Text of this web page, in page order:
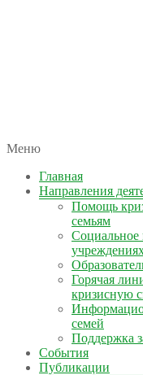
КОЛЫМА — ЗА
автономная
Меню
Главная
Направления
Помощь
семьям
Социальное
Горячая
кризисную
семей
Поддержка
События
Публикации